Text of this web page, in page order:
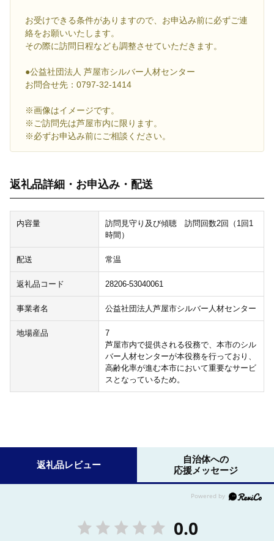
お受けできる条件がありますので、お申込み前に必ずご連
絡をお願いいたします。
その際に訪問日程なども調整させていただきます。
●公益社団法人 芦屋市シルバー人材センター
お問合せ先：0797-32-1414
※画像はイメージです。
※ご訪問先は芦屋市内に限ります。
※必ずお申込み前にご相談ください。
返礼品詳細・お申込み・配送
内容量
訪問見守り及び傾聴 訪問回数2回（1回1
時間）
配送 常温
返礼品コード 28206-53040061
事業者名 公益社団法人芦屋市シルバー人材センター
地場産品
7
芦屋市内で提供される役務で、本市のシル
バー人材センターが本役務を行っており、
高齢化率が進む本市において重要なサービ
スとなっているため。
返礼品レビュー
自治体への
応援メッセージ
0.0